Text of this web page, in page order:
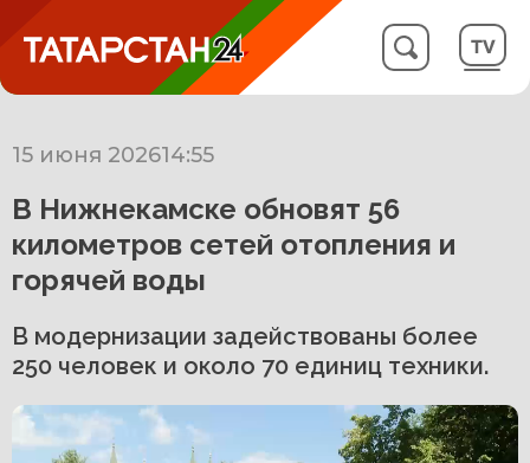
15 июня 202614:55
В Нижнекамске обновят 56
километров сетей отопления и
горячей воды
В модернизации задействованы более
250 человек и около 70 единиц техники.